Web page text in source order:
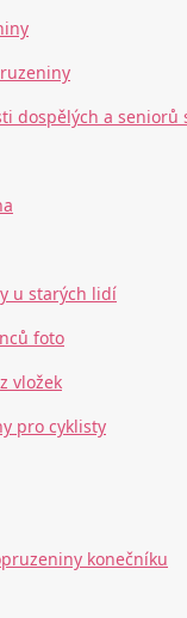
dospělých a
u starých lidí
foto
vložek
pro cyklisty
konečníku